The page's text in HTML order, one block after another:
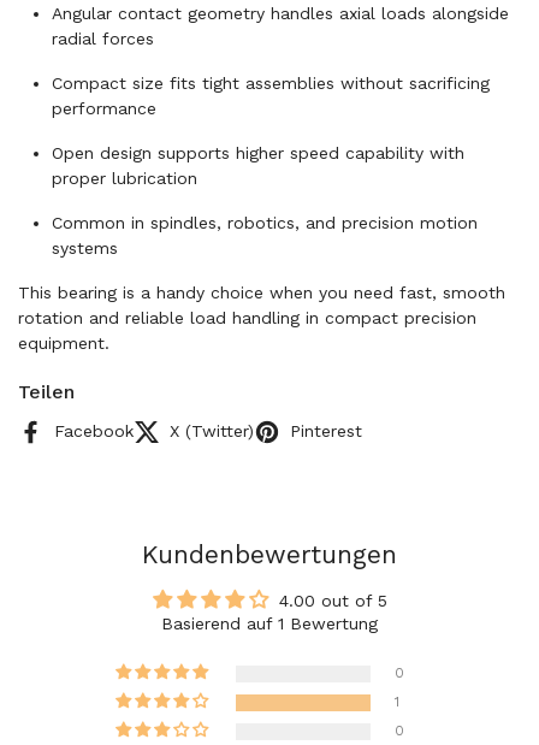
Angular contact geometry handles axial loads alongside
radial forces
Compact size fits tight assemblies without sacrificing
performance
Open design supports higher speed capability with
proper lubrication
Common in spindles, robotics, and precision motion
systems
This bearing is a handy choice when you need fast, smooth
rotation and reliable load handling in compact precision
equipment.
Teilen
Facebook X (Twitter) Pinterest
Kundenbewertungen
4.00 out of 5
Basierend auf 1 Bewertung
0
1
0